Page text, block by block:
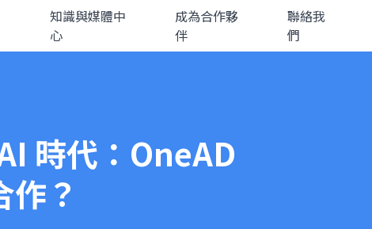
知識與媒體中
心
成為合作夥
伴
聯絡我
們
時代：OneAD
？